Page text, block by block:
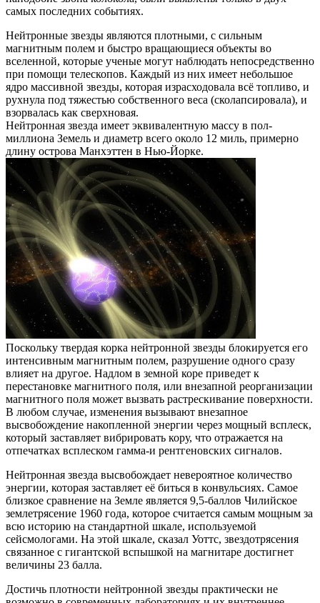
самых последних событиях.
Нейтронные звезды являются плотными, с сильным
магнитным полем и быстро вращающиеся объекты во
вселенной, которые ученые могут наблюдать непосредственно
при помощи телескопов. Каждый из них имеет небольшое
ядро ​​массивной звезды, которая израсходовала всё топливо, и
рухнула под тяжестью собственного веса (сколапсировала), и
взорвалась как сверхновая.
Нейтронная звезда имеет эквивалентную массу в пол-
миллиона Земель и диаметр всего около 12 миль, примерно
длину острова Манхэттен в Нью-Йорке.
Поскольку твердая корка нейтронной звезды блокируется его
интенсивным магнитным полем, разрушение одного сразу
влияет на другое. Надлом в земной коре приведет к
перестановке магнитного поля, или внезапной реорганизации
магнитного поля может вызвать растрескивание поверхности.
В любом случае, изменения вызывают внезапное
высвобождение накопленной энергии через мощный всплеск,
который заставляет вибрировать кору, что отражается на
отпечатках всплеском гамма-и рентгеновских сигналов.
Нейтронная звезда высвобождает невероятное количество
энергии, которая заставляет её биться в конвульсиях. Самое
близкое сравнение на Земле является 9,5-баллов Чилийское
землетрясение 1960 года, которое считается самым мощным за
всю историю на стандартной шкале, используемой
сейсмологами. На этой шкале, сказал Уоттс, звездотрясения
связанное с гигантской вспышкой на магнитаре достигнет
величины 23 балла.
Достичь плотности нейтронной звезды практически не